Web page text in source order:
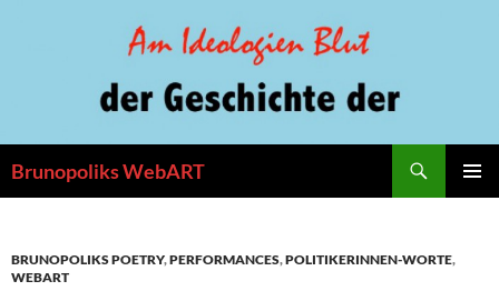
Brunopoliks WebART
BRUNOPOLIKS POETRY,PERFORMANCES,POLITIKERINNEN-WORTE,
WEBART